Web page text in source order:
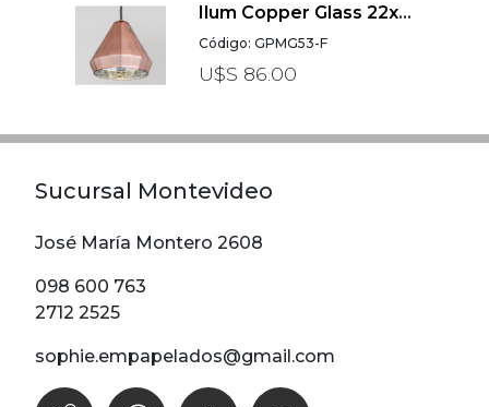
Ilum Copper Glass 22x18 Facetada Flat N
Código: GPMG53-F
U$S 86.00
Sucursal Montevideo
José María Montero 2608
098 600 763
2712 2525
sophie.empapelados@gmail.com